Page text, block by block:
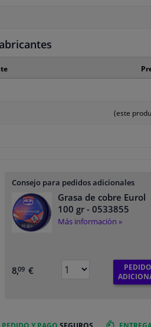
(este
Consejo para pedidos adicionales
Grasa de cobre Eurol
100 gr- 0533855
Más información »
8,09 €
PEDIDO